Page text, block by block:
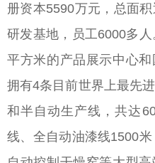
册资本5590万元，总面
研发基地，员工6000多
平方米的产品展示中心和
拥有4条目前世界上最先
和半自动生产线，共达
线、全自动油漆线1500